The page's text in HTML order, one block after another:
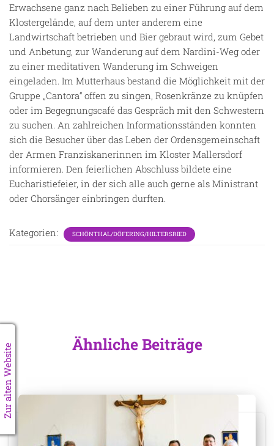
Erwachsene ganz nach Belieben zu einer Führung auf dem
Klostergelände, auf dem unter anderem eine
Landwirtschaft betrieben und Bier gebraut wird, zum Gebet
und Anbetung, zur Wanderung auf dem Nardini-Weg oder
zu einer meditativen Wanderung im Schweigen
eingeladen. Im Mutterhaus bestand die Möglichkeit mit der
Gruppe „Cantora“ offen zu singen, Rosenkränze zu knüpfen
oder im Begegnungscafé das Gespräch mit den Schwestern
zu suchen. An zahlreichen Informationsständen konnten
sich die Besucher über das Leben der Ordensgemeinschaft
der Armen Franziskanerinnen im Kloster Mallersdorf
informieren. Den feierlichen Abschluss bildete eine
Eucharistiefeier, in der sich alle auch gerne als Ministrant
oder Chorsänger einbringen durften.
Kategorien: SCHÖNTHAL/DÖFERING/HILTERSRIED
Ähnliche Beiträge
Zur alten Website